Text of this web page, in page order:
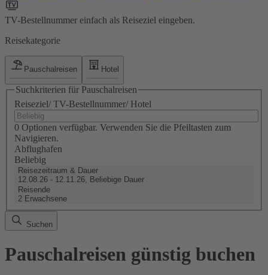
TV-Bestellnummer einfach als Reiseziel eingeben.
Reisekategorie
Pauschalreisen Hotel
Suchkriterien für Pauschalreisen
Reiseziel/ TV-Bestellnummer/ Hotel
0 Optionen verfügbar. Verwenden Sie die Pfeiltasten zum
Navigieren.
Abflughafen
Beliebig
Reisezeitraum & Dauer
12.08.26 - 12.11.26, Beliebige Dauer
Reisende
2 Erwachsene
Suchen
Pauschalreisen günstig buchen